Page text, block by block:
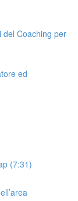
del Coaching per
ed
(7:31)